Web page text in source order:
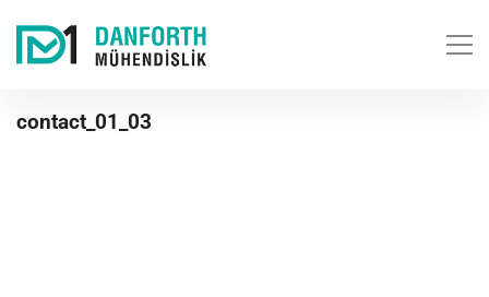
contact_01_03